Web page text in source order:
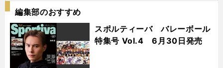
編集部のおすすめ
スポルティーバ バレーボール
特集号 Vol.4 6月30日発売